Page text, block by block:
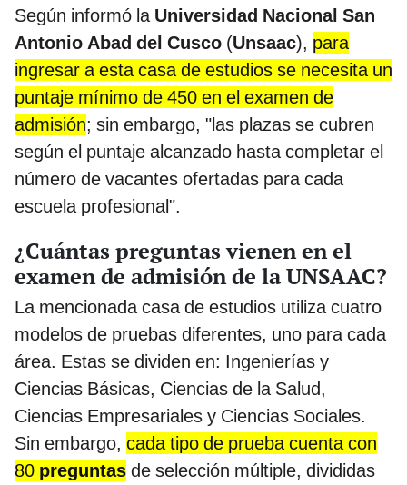
Según informó la Universidad Nacional San
Antonio Abad del Cusco (Unsaac), para
ingresar a esta casa de estudios se necesita un
puntaje mínimo de 450 en el examen de
admisión; sin embargo, "las plazas se cubren
según el puntaje alcanzado hasta completar el
número de vacantes ofertadas para cada
escuela profesional".
¿Cuántas preguntas vienen en el
examen de admisión de la UNSAAC?
La mencionada casa de estudios utiliza cuatro
modelos de pruebas diferentes, uno para cada
área. Estas se dividen en: Ingenierías y
Ciencias Básicas, Ciencias de la Salud,
Ciencias Empresariales y Ciencias Sociales.
Sin embargo, cada tipo de prueba cuenta con
80 preguntas de selección múltiple, divididas